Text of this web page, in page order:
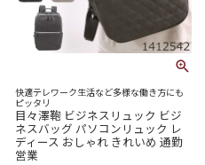
快適テレワーク生活など多様な働き方にも
ピッタリ
目々澤鞄 ビジネスリュック ビジ
ネスバッグ パソコンリュック レ
ディース おしゃれ きれいめ 通勤
営業